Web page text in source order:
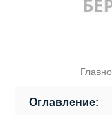
Оглавление: